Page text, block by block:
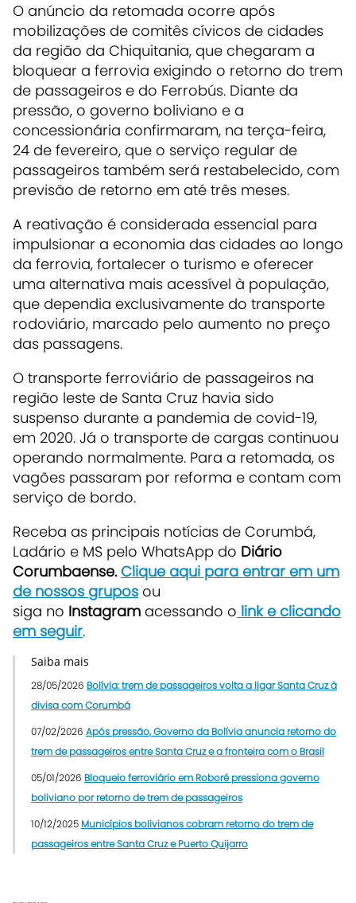
O anúncio da retomada ocorre após
mobilizações de comitês cívicos de cidades
da região da Chiquitania, que chegaram a
bloquear a ferrovia exigindo o retorno do trem
de passageiros e do Ferrobús. Diante da
pressão, o governo boliviano e a
concessionária confirmaram, na terça-feira,
24 de fevereiro, que o serviço regular de
passageiros também será restabelecido, com
previsão de retorno em até três meses.
A reativação é considerada essencial para
impulsionar a economia das cidades ao longo
da ferrovia, fortalecer o turismo e oferecer
uma alternativa mais acessível à população,
que dependia exclusivamente do transporte
rodoviário, marcado pelo aumento no preço
das passagens.
O transporte ferroviário de passageiros na
região leste de Santa Cruz havia sido
suspenso durante a pandemia de covid-19,
em 2020. Já o transporte de cargas continuou
operando normalmente. Para a retomada, os
vagões passaram por reforma e contam com
serviço de bordo.
Receba as principais notícias de Corumbá,
Ladário e MS pelo WhatsApp do Diário
Corumbaense.Clique aqui para entrar em um
de nossos grupos ou
siga no Instagram acessando o link e clicando
em seguir.
Saiba mais
28/05/2026 Bolívia: trem de passageiros volta a ligar Santa Cruz à
divisa com Corumbá
07/02/2026 Após pressão, Governo da Bolívia anuncia retorno do
trem de passageiros entre Santa Cruz e a fronteira com o Brasil
05/01/2026 Bloqueio ferroviário em Roboré pressiona governo
boliviano por retorno de trem de passageiros
10/12/2025 Municípios bolivianos cobram retorno do trem de
passageiros entre Santa Cruz e Puerto Quijarro